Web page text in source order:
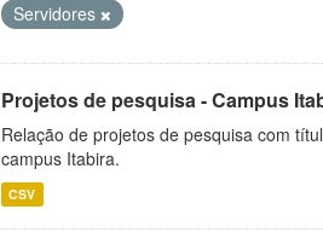
Servidores
Projetos de pesquisa - Campus
Relação de projetos de pesquisa com
campus Itabira.
CSV